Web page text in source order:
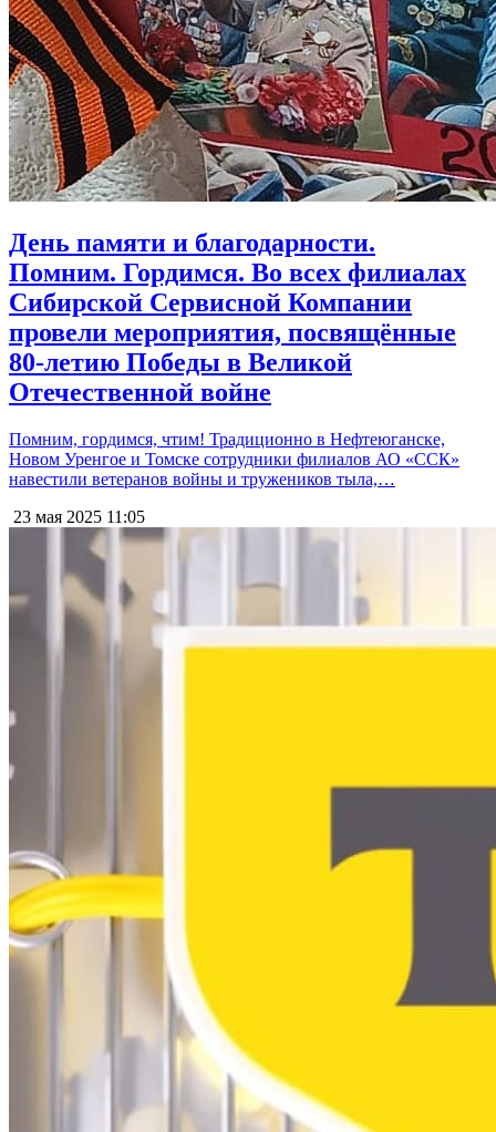
День памяти и благодарности.
Помним. Гордимся. Во всех филиалах
Сибирской Сервисной Компании
провели мероприятия, посвящённые
80-летию Победы в Великой
Отечественной войне
Помним, гордимся, чтим! Традиционно в Нефтеюганске,
Новом Уренгое и Томске сотрудники филиалов АО «ССК»
навестили ветеранов войны и тружеников тыла,…
23 мая 2025 11:05